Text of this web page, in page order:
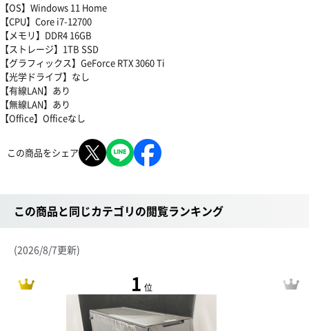
【OS】Windows 11 Home
【CPU】Core i7-12700
【メモリ】DDR4 16GB
【ストレージ】1TB SSD
【グラフィックス】GeForce RTX 3060 Ti
【光学ドライブ】なし
【有線LAN】あり
【無線LAN】あり
【Office】Officeなし
この商品をシェア
この商品と同じカテゴリの閲覧ランキング
(2026/8/7更新)
1 位